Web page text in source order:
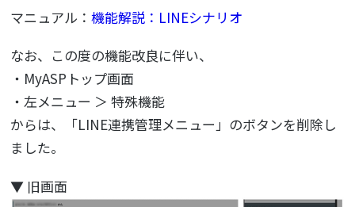
マニュアル：機能解説：LINEシナリオ
なお、この度の機能改良に伴い、
・MyASPトップ画面
・左メニュー ＞ 特殊機能
からは、「LINE連携管理メニュー」のボタンを削除し
ました。
▼ 旧画面